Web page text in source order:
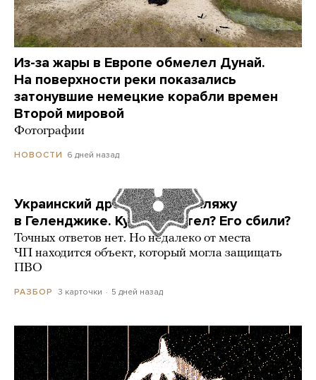
Из-за жары в Европе обмелел Дунай.
На поверхности реки показались
затонувшие немецкие корабли времен
Второй мировой
Фотографии
НОВОСТИ 6 дней назад
Украинский дрон попал по пляжу
в Геленджике. Куда он летел? Его сбили?
Точных ответов нет. Но недалеко от места
ЧП находится объект, который могла защищать
ПВО
РАЗБОР 3 карточки 5 дней назад